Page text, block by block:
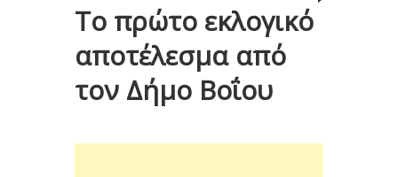
Το πρώτο εκλογικό
αποτέλεσμα από
τον Δήμο Βοΐου